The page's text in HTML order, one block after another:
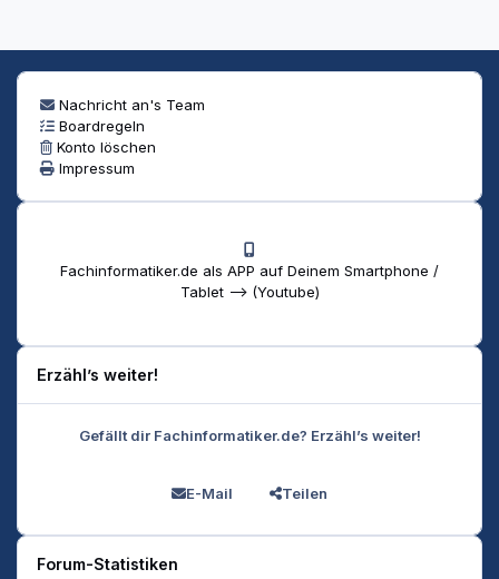
Nachricht an's Team
Boardregeln
Konto löschen
Impressum
Fachinformatiker.de als APP auf Deinem Smartphone /
Tablet --> (Youtube)
Erzähl’s weiter!
Gefällt dir Fachinformatiker.de? Erzähl’s weiter!
E-Mail Teilen
Forum-Statistiken